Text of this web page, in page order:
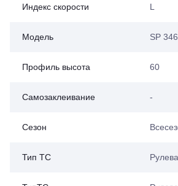
Индекс скорости L
Модель SP
Профиль высота 60
Самозаклеивание -
Сезон
Тип ТС